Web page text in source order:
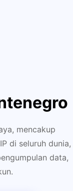
mencakup
di seluruh dunia,
data,